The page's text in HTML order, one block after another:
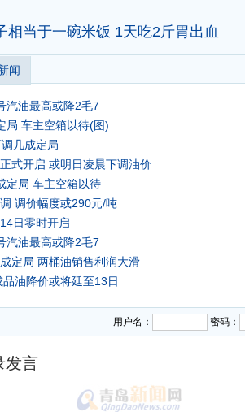
相当于一碗米饭 1天吃2斤胃出血
闻
汽油最高或降2毛7
局 车主空箱以待(图)
几成定局
式开启 或明日凌晨下调油价
定局 车主空箱以待
调价幅度或290元/吨
日零时开启
汽油最高或降2毛7
定局 两桶油销售利润大滑
油降价或将延至13日
用户名： 密码：